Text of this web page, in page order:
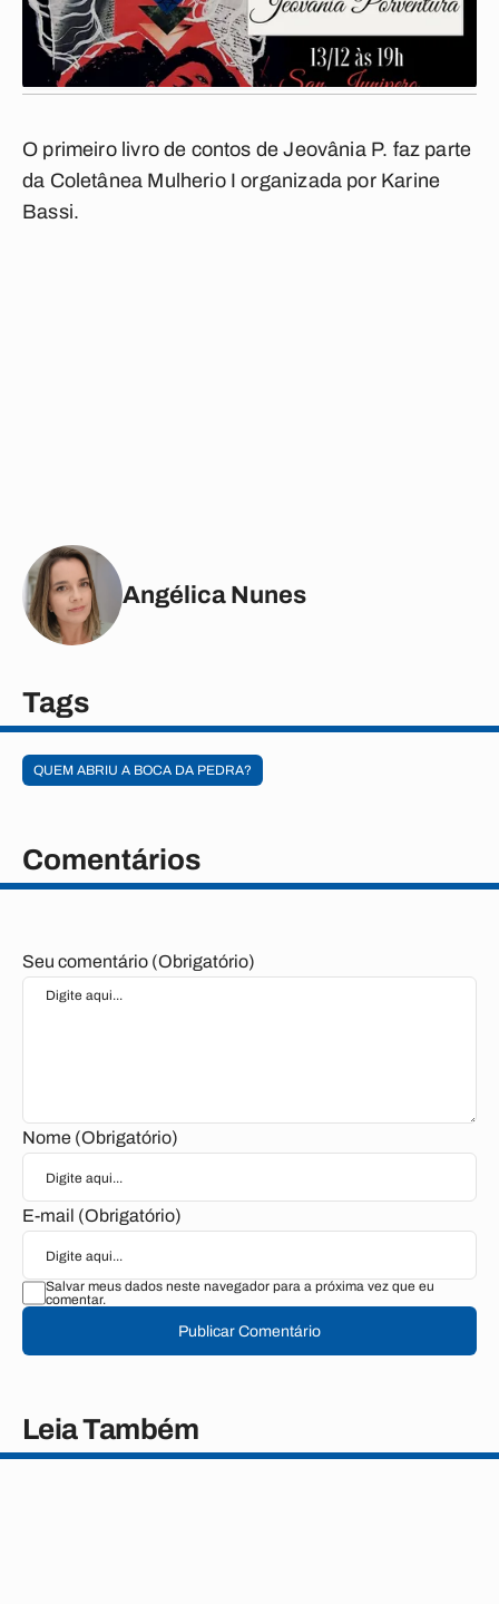
O primeiro livro de contos de Jeovânia P. faz parte
da Coletânea Mulherio I organizada por Karine
Bassi.
Angélica Nunes
Tags
QUEM ABRIU A BOCA DA PEDRA?
Comentários
Seu comentário (Obrigatório)
Nome (Obrigatório)
E-mail (Obrigatório)
Salvar meus dados neste navegador para a próxima vez que eu
comentar.
Publicar Comentário
Leia Também